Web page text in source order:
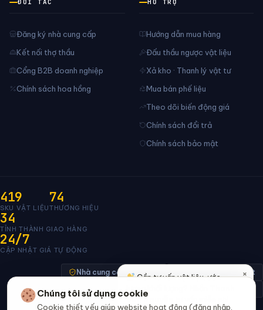
ĐỐI TÁC
Đăng ký nhà cung cấp
Kết nối thợ thầu
Cổng B2B doanh nghiệp
Chính sách hoa hồng
HỖ TRỢ
Hướng dẫn mua hàng
Đấu thầu ngược vật liệu
Xả kho · Thanh lý vật tư
Mua bán phế liệu
Theo dõi biến động giá
Chính sách đổi trả
Chính sách bảo mật
419
SKU VẬT LIỆU
74
THƯƠNG HIỆU
34
TỈNH THÀNH GIAO HÀNG
24/7
CẬP NHẬT GIÁ TỰ ĐỘNG
Nhà cung cấp xác minh
Thanh toán bảo mật
Đã thông báo Bộ Công Thương · đang chờ duyệt
×
Cần tư vấn vật liệu, ước
lượng khối lượng? Nhắn
Vân Nguyễn
Chúng tôi sử dụng cookie
Cookie thiết yếu giúp website hoạt động (đăng nhập,